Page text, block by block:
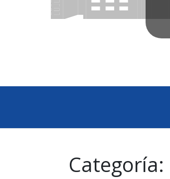
Categoría: